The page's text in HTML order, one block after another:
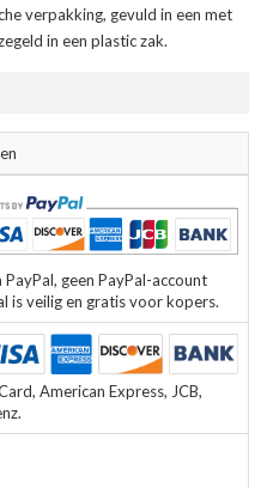
verpakking, gevuld in een met
in een plastic zak.
PayPal, geen PayPal-account
is veilig en gratis voor kopers.
American Express, JCB,